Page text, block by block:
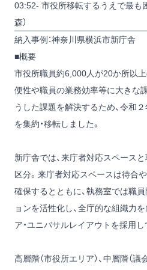
03:52- 市役所移転するうえで最も
森）
納入事例：神奈川県横浜市新庁舎
■概要
市役所職員約6,000人が20か所以上
便性や職員の業務効率等に大きな
うした課題を解決するため、令和
を集約・移転しました。
新庁舎では、来庁者対応スペース
区分。来庁者対応スペースは待合
確保するとともに、執務室では職
ョンを活性化し、全庁的な組織力
ア・ユニバサルレイアウトを採用し
高層階（市役所エリア）、中層階（議